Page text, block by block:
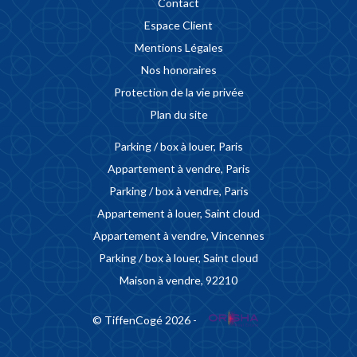
Contact
Espace Client
Mentions Légales
Nos honoraires
Protection de la vie privée
Plan du site
Parking / box à louer, Paris
Appartement à vendre, Paris
Parking / box à vendre, Paris
Appartement à louer, Saint cloud
Appartement à vendre, Vincennes
Parking / box à louer, Saint cloud
Maison à vendre, 92210
© TiffenCogé 2026 -